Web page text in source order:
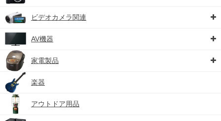
ビデオカメラ関連
AV機器
家電製品
楽器
アウトドア用品